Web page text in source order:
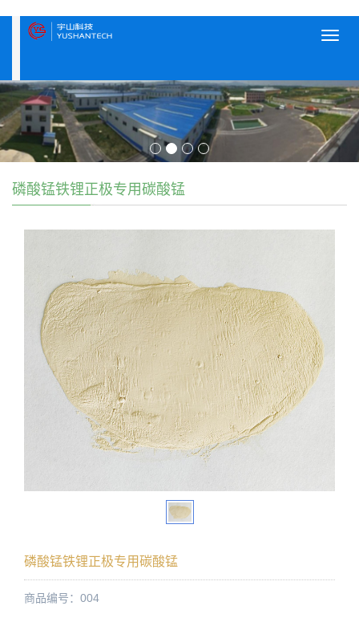
磷酸锰铁锂正极专用碳酸锰
磷酸锰铁锂正极专用碳酸锰
商品编号：004